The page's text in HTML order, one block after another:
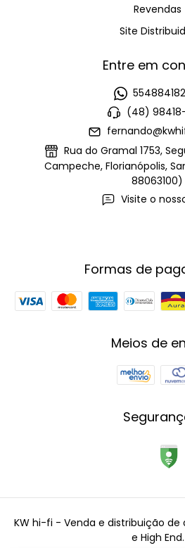
Revendas
Site
Entre em
(48)
Rua do Gramal 1753,
Campeche, Florianópolis,
88063100)
Visite o
Formas de
Meios de
KW hi-fi - Venda e distribuição de
e High End.